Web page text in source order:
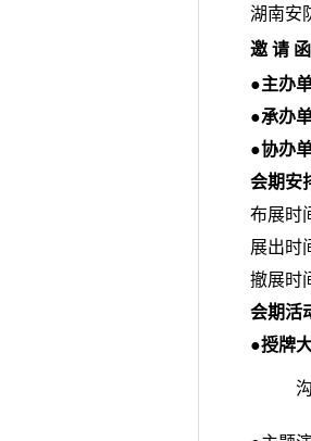
湖南安
邀 请 函
●主办
●承办
●协办
会期安
布展时
展出时
撤展时
会期活
●授牌